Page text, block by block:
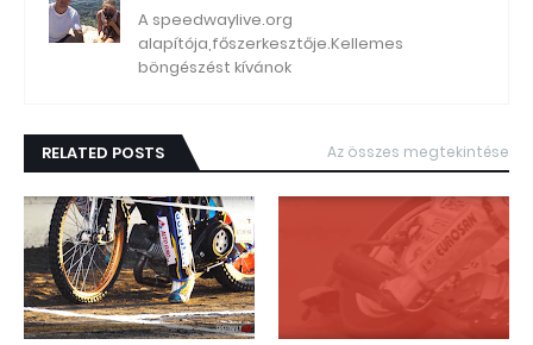
A speedwaylive.org
alapítója,főszerkesztője.Kellemes
böngészést kívánok
RELATED POSTS Az összes megtekintése